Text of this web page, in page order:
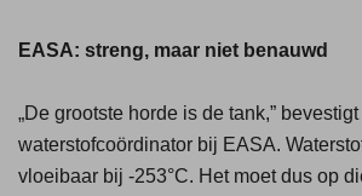
EASA: streng, maar niet benauwd
„De grootste horde is de tank,”
waterstof­coördinator bij EASA.
vloeibaar bij -253°C. Het moet dus op